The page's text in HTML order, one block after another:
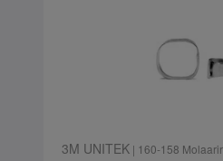
3M UNITEK| 160-158